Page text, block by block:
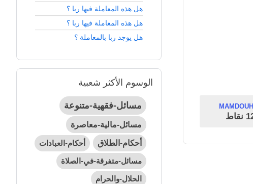
نقاط
هل هذه المعاملة فيها ربا ؟
هل هذه المعاملة فيها ربا ؟
هل يوجد ربا بالمعاملة ؟
الوسوم الأكثر شعبية
مسائل-فقهية-متنوعة
مسائل-مالية-معاصرة
أحكام-الطلاق أحكام-العبادات
مسائل-متفرقة-في-الصلاة
الحلال-والحرام